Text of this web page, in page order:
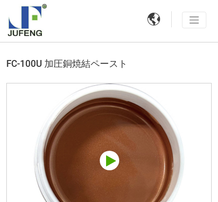

FC-100U 加圧銅焼結ペースト